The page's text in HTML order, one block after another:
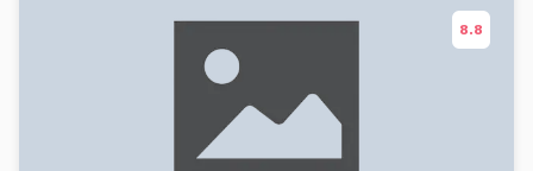
8.8